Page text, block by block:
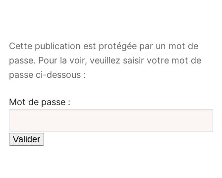
Cette publication est protégée par un mot de
passe. Pour la voir, veuillez saisir votre mot de
passe ci-dessous :
Mot de passe :